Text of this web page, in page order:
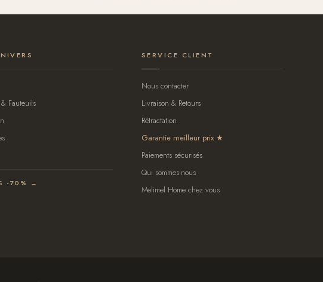
Fauteuils
-70% →
SERVICE CLIENT
Nous contacter
Livraison & Retours
Rétractation
Garantie meilleur prix
Paiements sécurisés
Qui sommes-nous
Melimel Home chez vous